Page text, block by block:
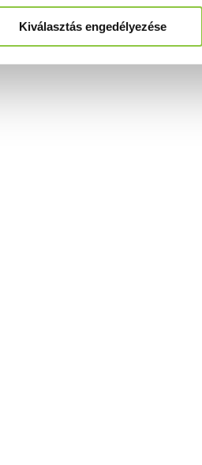
Kiválasztás engedélyezése